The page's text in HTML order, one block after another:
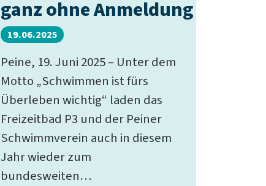
ganz ohne Anmeldung
19.06.2025
Peine, 19. Juni 2025 – Unter dem
Motto „Schwimmen ist fürs
Überleben wichtig“ laden das
Freizeitbad P3 und der Peiner
Schwimmverein auch in diesem
Jahr wieder zum
bundesweiten…